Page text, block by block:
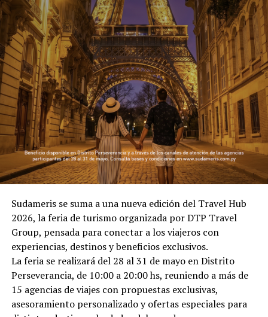
Sudameris se suma a una nueva edición del Travel Hub
2026, la feria de turismo organizada por DTP Travel
Group, pensada para conectar a los viajeros con
experiencias, destinos y beneficios exclusivos.
La feria se realizará del 28 al 31 de mayo en Distrito
Perseverancia, de 10:00 a 20:00 hs, reuniendo a más de
15 agencias de viajes con propuestas exclusivas,
asesoramiento personalizado y ofertas especiales para